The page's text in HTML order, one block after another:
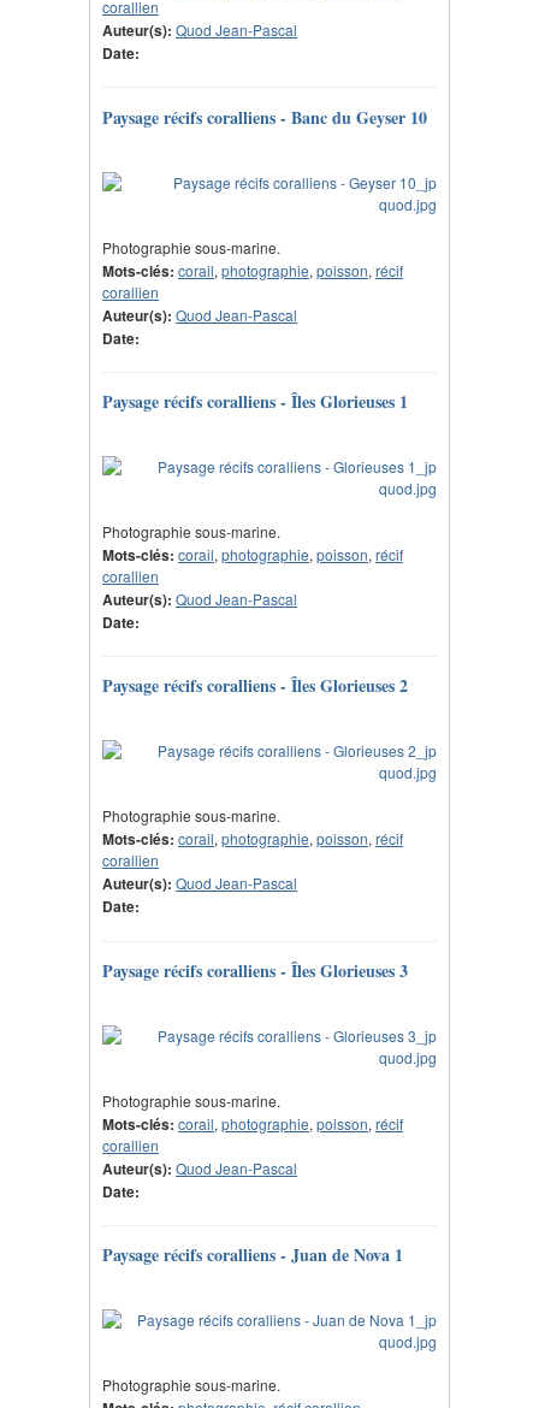
corallien
Auteur(s): Quod Jean-Pascal
Date:
Paysage récifs coralliens - Banc du Geyser 10
Photographie sous-marine.
Mots-clés: corail, photographie, poisson, récif
corallien
Auteur(s): Quod Jean-Pascal
Date:
Paysage récifs coralliens - Îles Glorieuses 1
Photographie sous-marine.
Mots-clés: corail, photographie, poisson, récif
corallien
Auteur(s): Quod Jean-Pascal
Date:
Paysage récifs coralliens - Îles Glorieuses 2
Photographie sous-marine.
Mots-clés: corail, photographie, poisson, récif
corallien
Auteur(s): Quod Jean-Pascal
Date:
Paysage récifs coralliens - Îles Glorieuses 3
Photographie sous-marine.
Mots-clés: corail, photographie, poisson, récif
corallien
Auteur(s): Quod Jean-Pascal
Date:
Paysage récifs coralliens - Juan de Nova 1
Photographie sous-marine.